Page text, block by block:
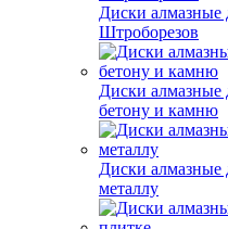
Диски
Штроборезов
Диски
бетону и камню
Диски
металлу